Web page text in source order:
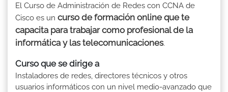
El Curso de Administración de Redes con CCNA de
Cisco es un curso de formación online que te
capacita para trabajar como profesional de la
informática y las telecomunicaciones.
Curso que se dirige a
Instaladores de redes, directores técnicos y otros
usuarios informáticos con un nivel medio-avanzado que